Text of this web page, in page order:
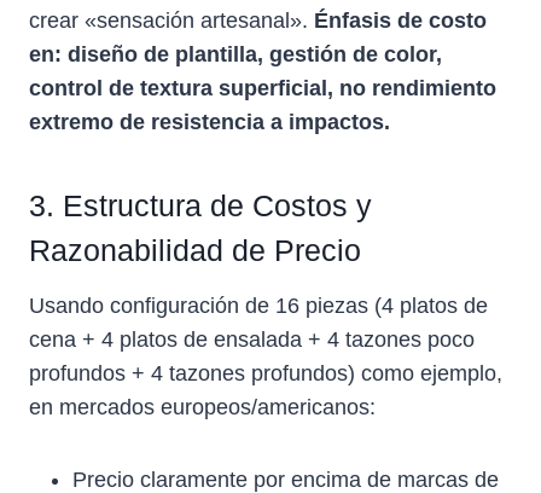
crear «sensación artesanal». Énfasis de costo
en: diseño de plantilla, gestión de color,
control de textura superficial, no rendimiento
extremo de resistencia a impactos.
3. Estructura de Costos y
Razonabilidad de Precio
Usando configuración de 16 piezas (4 platos de
cena + 4 platos de ensalada + 4 tazones poco
profundos + 4 tazones profundos) como ejemplo,
en mercados europeos/americanos:
Precio claramente por encima de marcas de